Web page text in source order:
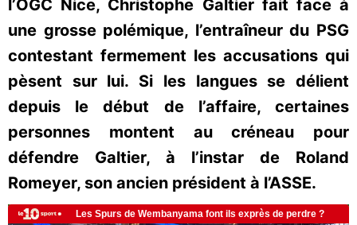
l’OGC Nice, Christophe Galtier fait face à
une grosse polémique, l’entraîneur du PSG
contestant fermement les accusations qui
pèsent sur lui. Si les langues se délient
depuis le début de l’affaire, certaines
personnes montent au créneau pour
défendre Galtier, à l’instar de Roland
Romeyer, son ancien président à l’ASSE.